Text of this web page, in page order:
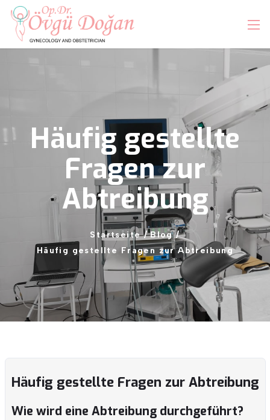
Häufig gestellte
Fragenzur
Abtreibung
Startseite / Blog /
Häufig gestellte Fragen zur Abtreibung
Häufig gestellte Fragen zur Abtreibung
Wie wird eine Abtreibung durchgeführt?